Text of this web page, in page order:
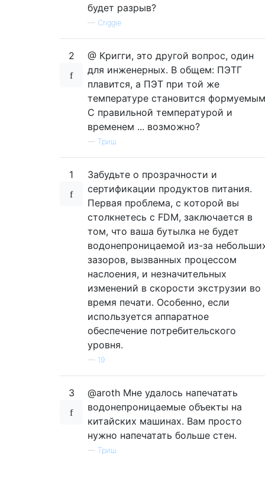
будет разрыв?
— Criggie
2
@ Кригги, это другой вопрос, один
для инженерных. В общем: ПЭТГ
плавится, а ПЭТ при той же
температуре становится
С правильной температурой и
временем ... возможно?
— Триш
1
Забудьте о прозрачности и
сертификации продуктов питания.
Первая проблема, с которой вы
столкнетесь с FDM, заключается в
том, что ваша бутылка не будет
водонепроницаемой из-за
зазоров, вызванных процессом
наслоения, и незначительных
изменений в скорости экструзии во
время печати. Особенно, если
используется аппаратное
обеспечение потребительского
уровня.
— 19
3
@aroth Мне удалось напечатать
водонепроницаемые объекты на
китайских машинах. Вам просто
нужно напечатать больше стен.
— Триш